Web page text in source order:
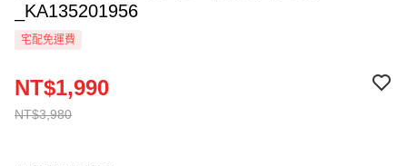
_KA135201956
宅配免運費
NT$3,980
NT$1,990